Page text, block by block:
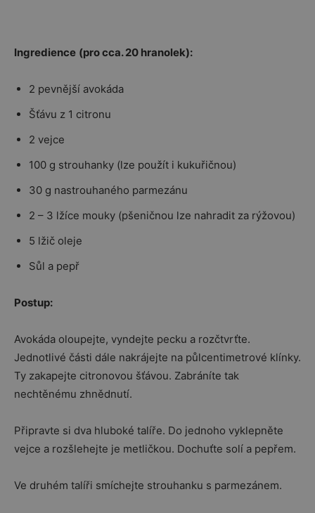
Ingredience (pro cca. 20 hranolek):
2 pevnější avokáda
Šťávu z 1 citronu
2 vejce
100 g strouhanky (lze použít i kukuřičnou)
30 g nastrouhaného parmezánu
2 – 3 lžíce mouky (pšeničnou lze nahradit za rýžovou)
5 lžič oleje
Sůl a pepř
Postup:
Avokáda oloupejte, vyndejte pecku a rozčtvrťte.
Jednotlivé části dále nakrájejte na půlcentimetrové klínky.
Ty zakapejte citronovou šťávou. Zabráníte tak
nechtěnému zhnědnutí.
Připravte si dva hluboké talíře. Do jednoho vyklepněte
vejce a rozšlehejte je metličkou. Dochuťte solí a pepřem.
Ve druhém talíři smíchejte strouhanku s parmezánem.